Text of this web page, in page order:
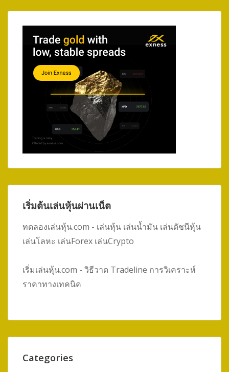
เริ่มต้นเล่นหุ้นผ่านเน็ต
ทดลองเล่นหุ้น.com - เล่นหุ้น เล่นน้ำมัน เล่นดัชนีหุ้น
เล่นโลหะ เล่นForex เล่นCrypto
เริ่มเล่นหุ้น.com - วิธีวาด Tradeline การวิเคราะห์
ราคาทางเทคนิค
Categories